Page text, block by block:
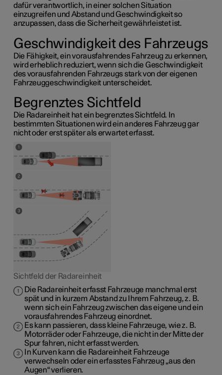
dafür verantwortlich, in einer solchen Situation
einzugreifen und Abstand und Geschwindigkeit so
anzupassen, dass die Sicherheit gewährleistet ist.
Geschwindigkeit des Fahrzeugs
Die Fähigkeit, ein vorausfahrendes Fahrzeug zu erkennen,
wird erheblich reduziert, wenn sich die Geschwindigkeit
des vorausfahrenden Fahrzeugs stark von der eigenen
Fahrzeuggeschwindigkeit unterscheidet.
Begrenztes Sichtfeld
Die Radareinheit hat ein begrenztes Sichtfeld. In
bestimmten Situationen wird ein anderes Fahrzeug gar
nicht oder erst später als erwartet erfasst.
Sichtfeld der Radareinheit
Die Radareinheit erfasst Fahrzeuge manchmal erst
spät und in kurzem Abstand zu Ihrem Fahrzeug, z. B.
wenn sich ein Fahrzeug zwischen das eigene und ein
vorausfahrendes Fahrzeug einordnet.
Es kann passieren, dass kleine Fahrzeuge, wie z. B.
Motorräder oder Fahrzeuge, die nicht in der Mitte der
Spur fahren, nicht erfasst werden.
In Kurven kann die Radareinheit Fahrzeuge
verwechseln oder ein erfasstes Fahrzeug „aus den
Augen“ verlieren.